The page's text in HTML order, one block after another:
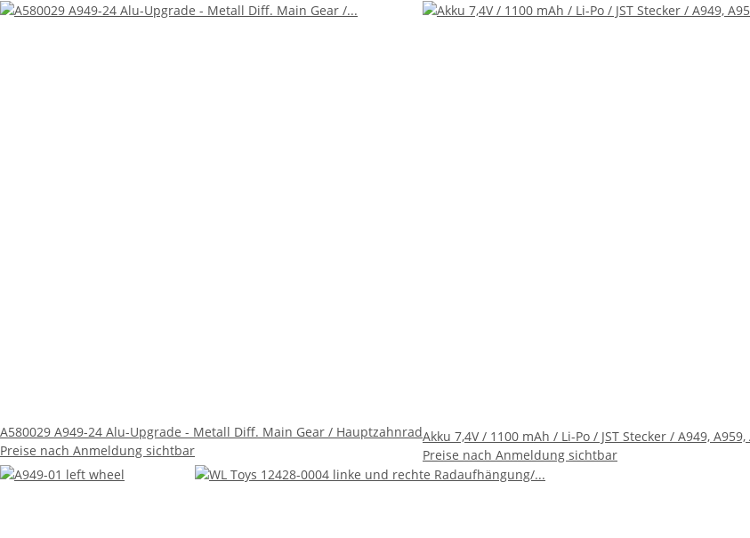
A580029 A949-24 Alu-Upgrade - Metall Diff. Main Gear / Hauptzahnrad
Preise nach Anmeldung sichtbar
Akku 7,4V / 1100 mAh / Li-Po / JST Stecker / A949, A959,
Preise nach Anmeldung sichtbar